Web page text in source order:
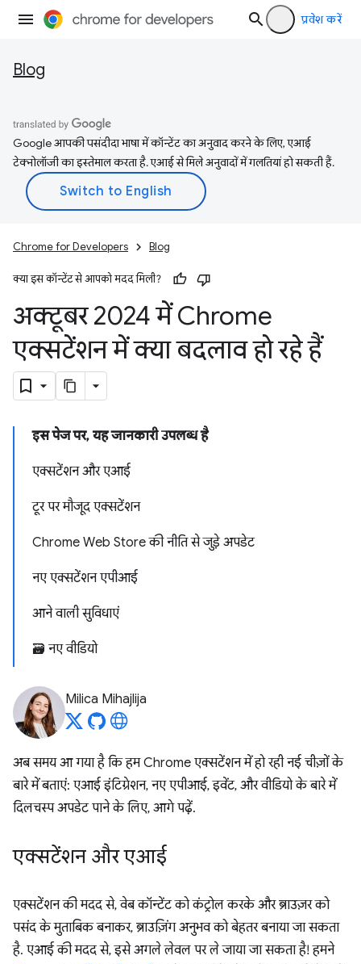
प्रवेश करें
Blog
Google आपकी पसंदीदा भाषा में कॉन्टेंट का अनुवाद करने के लिए, एआई
टेक्नोलॉजी का इस्तेमाल करता है. एआई से मिले अनुवादों में गलतियां हो सकती हैं.
Chrome for Developers Blog
क्या इस कॉन्टेंट से आपको मदद मिली?
अक्टूबर 2024 में Chrome
एक्सटेंशन में क्या बदलाव हो रहे हैं
इस पेज पर, यह जानकारी उपलब्ध है
एक्सटेंशन और एआई
टूर पर मौजूद एक्सटेंशन
Chrome Web Store की नीति से जुड़े अपडेट
नए एक्सटेंशन एपीआई
आने वाली सुविधाएं
🗃️ नए वीडियो
Milica Mihajlija
अब समय आ गया है कि हम Chrome एक्सटेंशन में हो रही नई चीज़ों के
बारे में बताएं: एआई इंटिग्रेशन, नए एपीआई, इवेंट, और वीडियो के बारे में
दिलचस्प अपडेट पाने के लिए, आगे पढ़ें.
एक्सटेंशन और एआई
एक्सटेंशन की मदद से, वेब कॉन्टेंट को कंट्रोल करके और ब्राउज़र को
पसंद के मुताबिक बनाकर, ब्राउज़िंग अनुभव को बेहतर बनाया जा सकता
है. एआई की मदद से, इसे अगले लेवल पर ले जाया जा सकता है! हमने